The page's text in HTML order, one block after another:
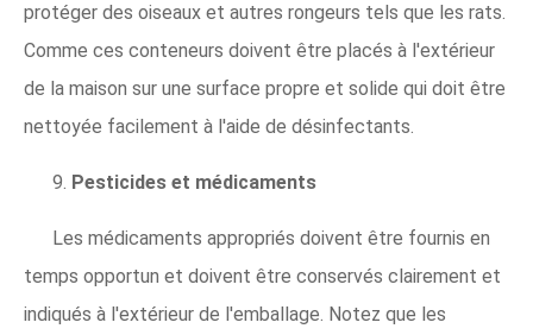
protéger des oiseaux et autres rongeurs tels que les rats.
Comme ces conteneurs doivent être placés à l'extérieur
de la maison sur une surface propre et solide qui doit être
nettoyée facilement à l'aide de désinfectants.
9. Pesticides et médicaments
Les médicaments appropriés doivent être fournis en
temps opportun et doivent être conservés clairement et
indiqués à l'extérieur de l'emballage. Notez que les